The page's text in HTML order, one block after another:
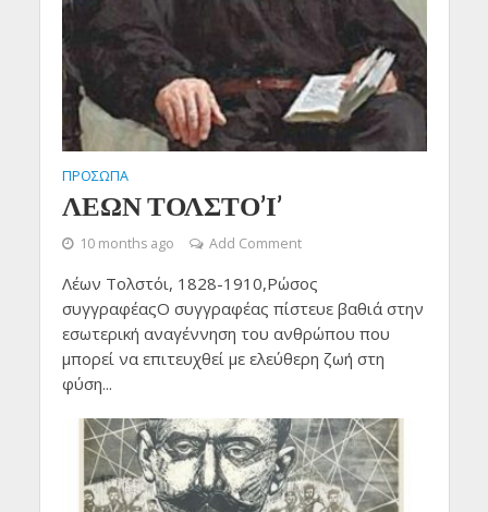
ΠΡΟΣΩΠΑ
ΛΕΩΝ ΤΟΛΣΤΟ’Ι’
10 months ago Add Comment
Λέων Τολστόι, 1828-1910,Ρώσος
συγγραφέαςΟ συγγραφέας πίστευε βαθιά στην
εσωτερική αναγέννηση του ανθρώπου που
μπορεί να επιτευχθεί με ελεύθερη ζωή στη
φύση...